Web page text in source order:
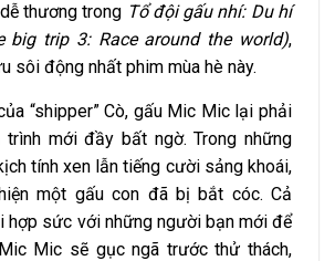
thương trong Tổ đội gấu nhí: Du hí
big trip 3: Race around the world),
sôi động nhất phim mùa hè này.
“shipper” Cò, gấu Mic Mic lại phải
trình mới đầy bất ngờ. Trong những
tính xen lẫn tiếng cười sảng khoái,
một gấu con đã bị bắt cóc. Cả
hợp sức với những người bạn mới để
Mic sẽ gục ngã trước thử thách,